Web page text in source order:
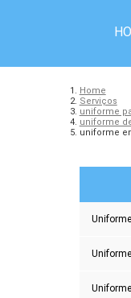
Home
Serviços
uniforme
uniforme
uniforme